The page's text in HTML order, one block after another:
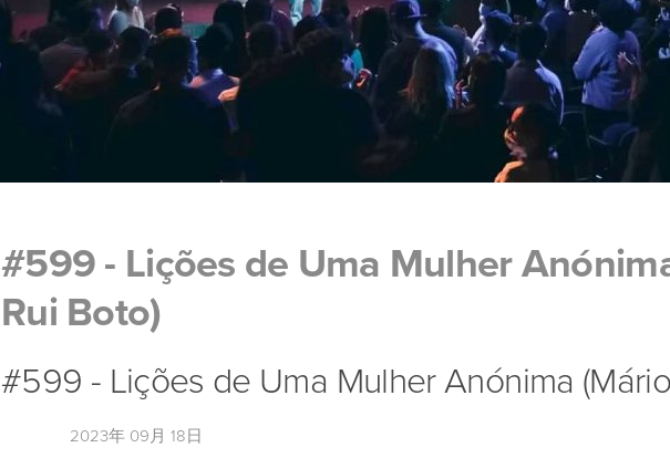
#599 - Lições de Uma Mulher
Rui Boto)
#599 - Lições de Uma Mulher Anónima
2023年 09月 18日